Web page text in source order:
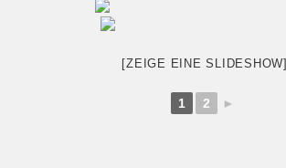
[ZEIGE EINE SLIDESHOW]
1 2 ►